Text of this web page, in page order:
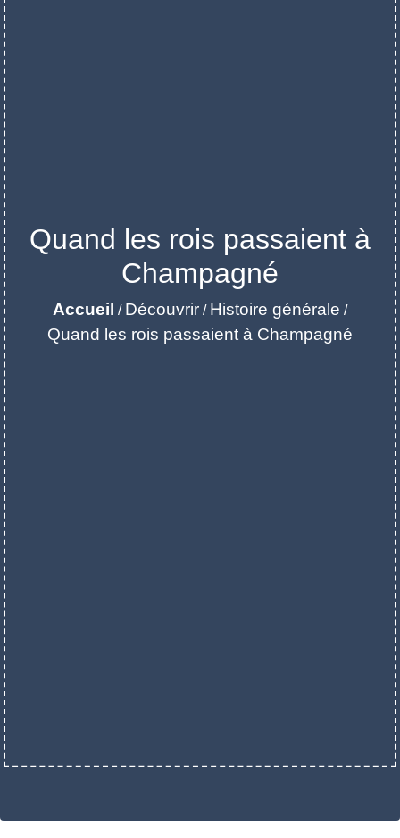
Quand les rois passaient à
Champagné
Accueil / Découvrir / Histoire générale /
Quand les rois passaient à Champagné